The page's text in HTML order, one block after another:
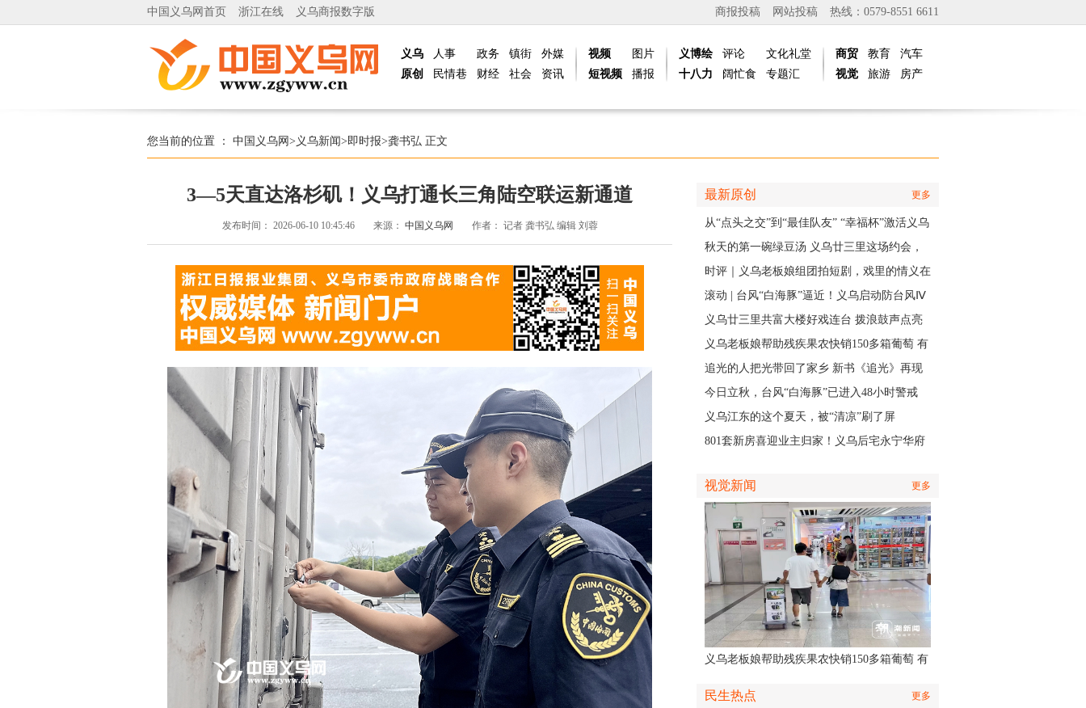
中国义乌网首页 浙江在线 义乌商报数字版 热线：0579-8551 6611
网站投稿
商报投稿
义乌
原创
人事
民情巷
政务
财经
镇街
社会
外媒
资讯
视频
短视频
图片
播报
义博绘
十八力
评论
阔忙食
文化礼堂
专题汇
商贸
视觉
教育
旅游
汽车
房产
您当前的位置 ： 中国义乌网 > 义乌新闻>即时报>龚书弘 正文
3—5天直达洛杉矶！义乌打通长三角陆空联运新通道
发布时间： 2026-06-10 10:45:46 来源： 中国义乌网 作者： 记者 龚书弘 编辑 刘蓉
最新原创 更多
从“点头之交”到“最佳队友” “幸福杯”激活义乌
稠江邻里情
秋天的第一碗绿豆汤 义乌廿三里这场约会，
主角是快递小哥
时评｜义乌老板娘组团拍短剧，戏里的情义在
现实中有了回响
滚动 | 台风“白海豚”逼近！义乌启动防台风Ⅳ
级应急响应
义乌廿三里共富大楼好戏连台 拨浪鼓声点亮
乡村之夜
义乌老板娘帮助残疾果农快销150多箱葡萄 有
人认出她还主演了部短剧
追光的人把光带回了家乡 新书《追光》再现
义商与一座城的双向奔赴
今日立秋，台风“白海豚”已进入48小时警戒
线，义乌风雨时间、雨量公布
义乌江东的这个夏天，被“清凉”刷了屏
801套新房喜迎业主归家！义乌后宅永宁华府
视觉新闻 更多
义乌老板娘帮助残疾果农快销150多箱葡萄 有
民生热点 更多